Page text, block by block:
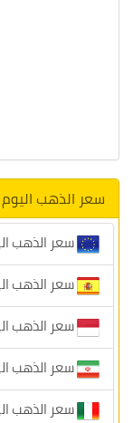
سعر الذهب اليوم
سعر الذهب
سعر الذهب
سعر الذهب
سعر الذهب
سعر الذهب